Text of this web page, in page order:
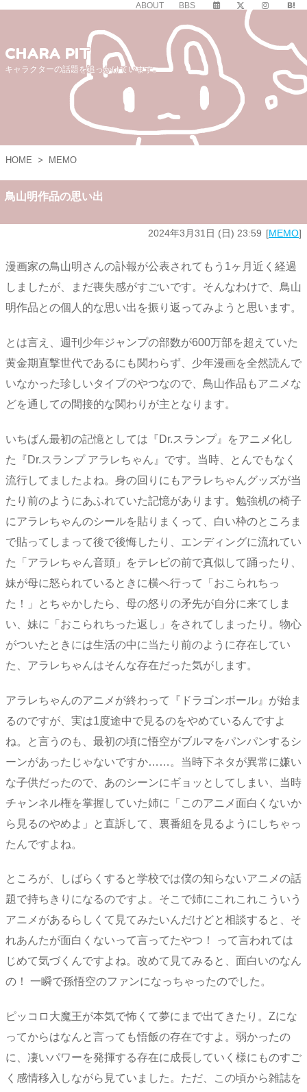
ABOUT BBS
CHARA PIT
キャラクターの話題を追っかけています。
HOME > MEMO
鳥山明作品の思い出
2024年3月31日 (日) 23:59 MEMO
漫画家の鳥山明さんの訃報が公表されてもう1ヶ月近く経過
しましたが、まだ喪失感がすごいです。そんなわけで、鳥山
明作品との個人的な思い出を振り返ってみようと思います。
とは言え、週刊少年ジャンプの部数が600万部を超えていた
黄金期直撃世代であるにも関わらず、少年漫画を全然読んで
いなかった珍しいタイプのやつなので、鳥山作品もアニメな
どを通しての間接的な関わりが主となります。
いちばん最初の記憶としては『Dr.スランプ』をアニメ化し
た『Dr.スランプ アラレちゃん』です。当時、とんでもなく
流行してましたよね。身の回りにもアラレちゃんグッズが当
たり前のようにあふれていた記憶があります。勉強机の椅子
にアラレちゃんのシールを貼りまくって、白い枠のところま
で貼ってしまって後で後悔したり、エンディングに流れてい
た「アラレちゃん音頭」をテレビの前で真似して踊ったり、
妹が母に怒られているときに横へ行って「おこられちっ
た！」とちゃかしたら、母の怒りの矛先が自分に来てしま
い、妹に「おこられちった返し」をされてしまったり。物心
がついたときには生活の中に当たり前のように存在してい
た、アラレちゃんはそんな存在だった気がします。
アラレちゃんのアニメが終わって『ドラゴンボール』が始ま
るのですが、実は1度途中で見るのをやめているんですよ
ね。と言うのも、最初の頃に悟空がブルマをパンパンするシ
ーンがあったじゃないですか……。当時下ネタが異常に嫌い
な子供だったので、あのシーンにギョッとしてしまい、当時
チャンネル権を掌握していた姉に「このアニメ面白くないか
ら見るのやめよ」と直訴して、裏番組を見るようにしちゃっ
たんですよね。
ところが、しばらくすると学校では僕の知らないアニメの話
題で持ちきりになるのですよ。そこで姉にこれこれこういう
アニメがあるらしくて見てみたいんだけどと相談すると、そ
れあんたが面白くないって言ってたやつ！ って言われては
じめて気づくんですよね。改めて見てみると、面白いのなん
の！ 一瞬で孫悟空のファンになっちゃったのでした。
ピッコロ大魔王が本気で怖くて夢にまで出てきたり。Zにな
ってからはなんと言っても悟飯の存在ですよ。弱かったの
に、凄いパワーを発揮する存在に成長していく様にものすご
く感情移入しながら見ていました。ただ、この頃から雑誌を